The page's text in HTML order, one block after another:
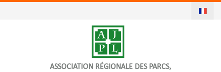
ASSOCIATION RÉGIONALE DES PARCS,